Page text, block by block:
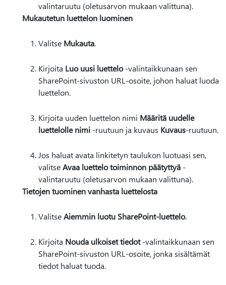
valintaruutu (oletusarvon mukaan valittuna).
Mukautetun luettelon luominen
Valitse Mukauta.
Kirjoita Luo uusi luettelo-valintaikkunaan sen
SharePoint-sivuston URL-osoite, johon haluat luoda
luettelon.
Kirjoita uuden luettelon nimi Määritä uudelle
luettelolle nimi -ruutuun ja kuvaus Kuvaus-ruutuun.
Jos haluat avata linkitetyn taulukon luotuasi sen,
valitseAvaa luettelo toiminnon päätyttyä -
valintaruutu (oletusarvon mukaan valittuna).
Tietojen tuominen vanhasta luettelosta
ValitseAiemmin luotu SharePoint-luettelo.
Kirjoita Nouda ulkoiset tiedot-valintaikkunaan sen
SharePoint-sivuston URL-osoite, jonka sisältämät
tiedot haluat tuoda.